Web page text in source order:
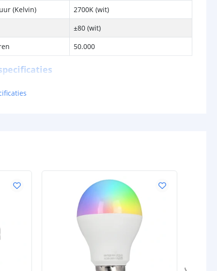
(Kelvin)
2700K (wit)
±80 (wit)
50.000
p/m
0,257W
24V
IP20, IP65 of IP67
Siliconen